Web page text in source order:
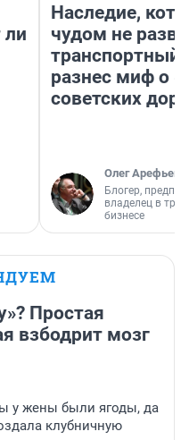
ли
Наследие,
чудом не
транспортный
разнес миф о
советских
Олег Арефьев
Блогер,
владелец в
бизнесе
Простая
взбодрит мозг
у жены были ягоды, да
клубничную